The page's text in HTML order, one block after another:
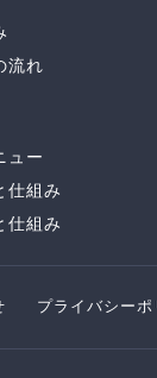
流れ
ュー
仕組み
仕組み
プライバシーポ